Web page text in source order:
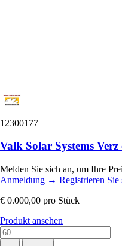
12300177
Valk Solar Systems
Melden Sie sich an, um Ihre
Anmeldung → Registrieren Sie
€ 0.000,00 pro Stück
Produkt ansehen